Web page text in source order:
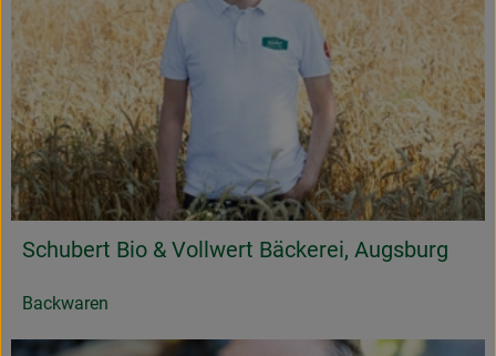
Schubert Bio & Vollwert Bäckerei, Augsburg
Backwaren